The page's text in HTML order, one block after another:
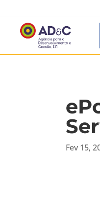
Fev 15,